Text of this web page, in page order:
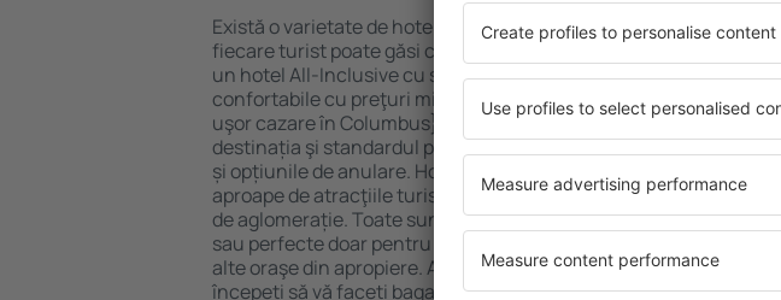
Există o varietate de hoteluri disponibile în Columbus, astfel încât
fiecare turist poate găsi cazare potrivită nevoilor sale. Preferați
un hotel All-Inclusive cu standarde ȋnalte sau preferați hoteluri
confortabile cu preţuri mici? Cu ajutorul nostru puteți rezerva
uşor cazare în Columbus} pentru orice buget! Selectați
destinația şi standardul pentru hotel, verificați metodele de plată
și opțiunile de anulare. Hotelurile în Columbus sunt situate atât
aproape de atracţiile turistice populare, cât și puțin mai departe
de aglomerație. Toate sunt disponibile pentru o vacanță lungă
sau perfecte doar pentru o noapte atunci când doriţi să vizitaţi şi
alte oraşe din apropiere. Alegeți hotelul care vi se potriveşte și
începeți să vă faceți bagajele pentru o vacanţă sau călătorie de